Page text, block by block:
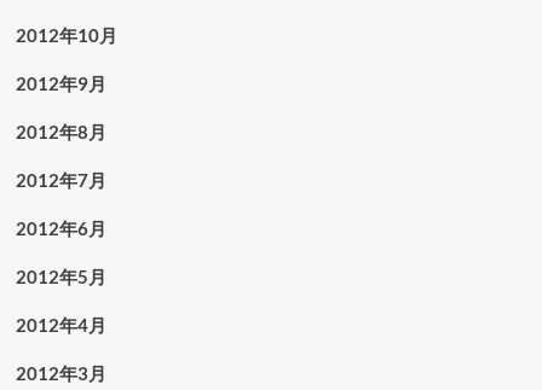
2012年10月
2012年9月
2012年8月
2012年7月
2012年6月
2012年5月
2012年4月
2012年3月